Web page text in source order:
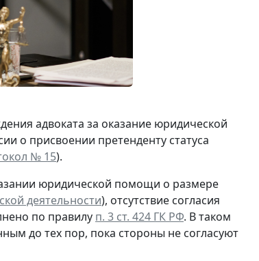
адвоката за оказание юридической
о присвоении претенденту статуса
№ 15).
юридической помощи о размере
деятельности), отсутствие согласия
по правилу п. 3 ст. 424 ГК РФ. В таком
до тех пор, пока стороны не согласуют